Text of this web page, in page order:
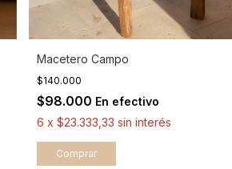
Macetero Campo
$140.000
$98.000 En efectivo
6 x $23.333,33 sin interés